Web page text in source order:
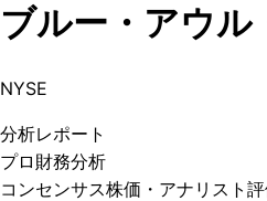
ブルー・アウ
NYSE
分析レポート
プロ 財務分析
コンセンサス株価 ・アナリスト